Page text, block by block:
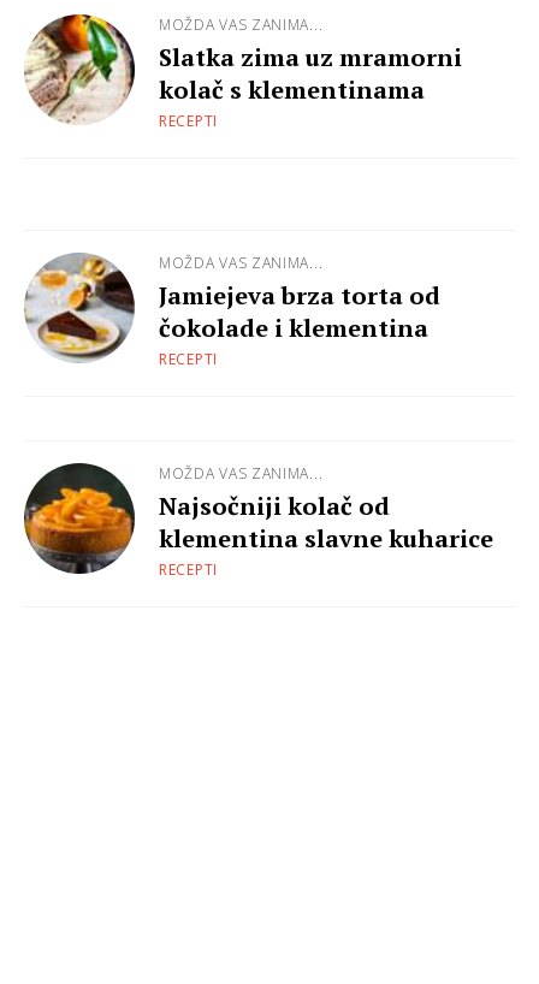
MOŽDA VAS ZANIMA...
Slatka zima uz mramorni
kolač s klementinama
RECEPTI
MOŽDA VAS ZANIMA...
Jamiejeva brza torta od
čokolade i klementina
RECEPTI
MOŽDA VAS ZANIMA...
Najsočniji kolač od
klementina slavne kuharice
RECEPTI